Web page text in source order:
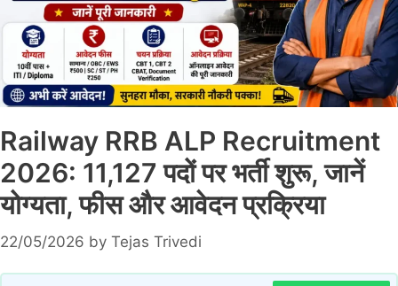
Railway RRB ALP Recruitment
2026: 11,127 पदों पर भर्ती शुरू, जानें
योग्यता, फीस और आवेदन प्रक्रिया
22/05/2026 by Tejas Trivedi